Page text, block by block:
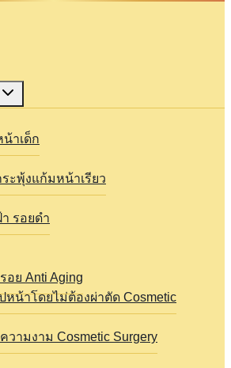
Expand
าเด็ก
ะพุ้งแก้มหน้าเรียว
รอยดำ
อย Anti Aging
หน้าโดยไม่ต้องผ่าตัด Cosmetic
วามงาม Cosmetic Surgery